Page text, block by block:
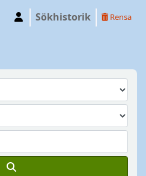
Sökhistorik Rensa